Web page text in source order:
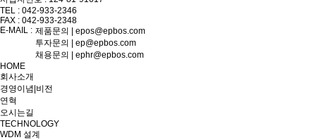
TEL : 042-933-2346
FAX : 042-933-2348
E-MAIL : 제품문의 | epos@epbos.com
투자문의 | ep@epbos.com
채용문의 | ephr@epbos.com
HOME
회사소개
경영이념|비전
연혁
오시는길
TECHNOLOGY
WDM 설계